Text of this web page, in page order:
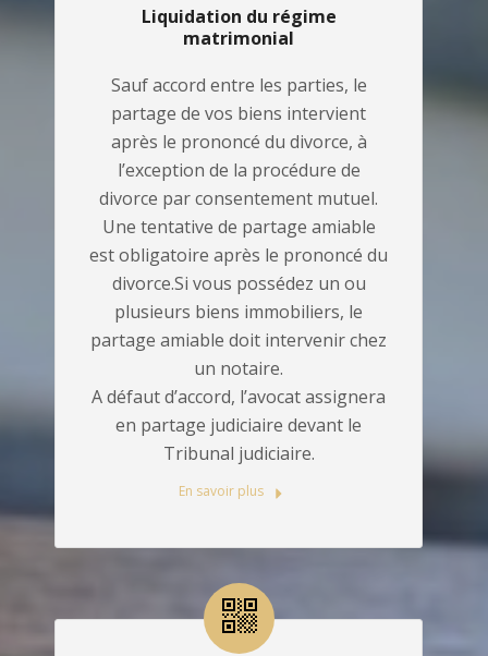
Liquidation du régime
matrimonial
Sauf accord entre les parties, le
partage de vos biens intervient
après le prononcé du divorce, à
l’exception de la procédure de
divorce par consentement mutuel.
Une tentative de partage amiable
est obligatoire après le prononcé du
divorce.Si vous possédez un ou
plusieurs biens immobiliers, le
partage amiable doit intervenir chez
un notaire.
A défaut d’accord, l’avocat assignera
en partage judiciaire devant le
Tribunal judiciaire.
En savoir plus